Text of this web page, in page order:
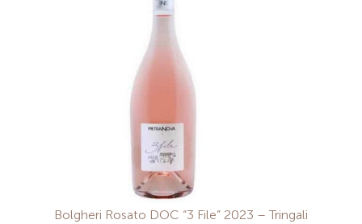
Bolgheri Rosato DOC “3 File” 2023 – Tringali